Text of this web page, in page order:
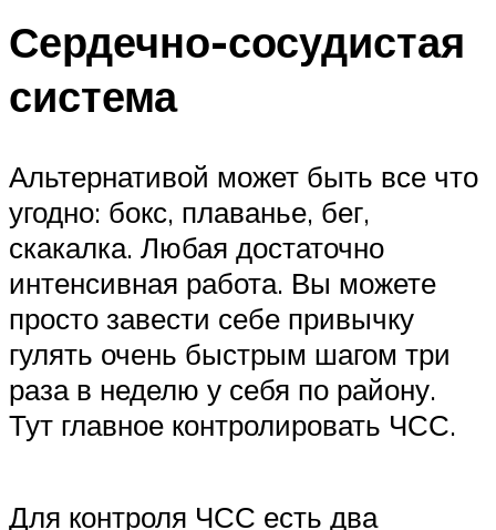
Сердечно-сосудистая
система
Альтернативой может быть все что
угодно: бокс, плаванье, бег,
скакалка. Любая достаточно
интенсивная работа. Вы можете
просто завести себе привычку
гулять очень быстрым шагом три
раза в неделю у себя по району.
Тут главное контролировать ЧСС.
Для контроля ЧСС есть два